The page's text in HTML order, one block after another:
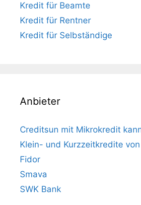
Kredit für Beamte
Kredit für Rentner
Kredit für Selbständige
Anbieter
Creditsun mit Mikrokredit
Klein- und Kurzzeitkredite
Fidor
Smava
SWK Bank